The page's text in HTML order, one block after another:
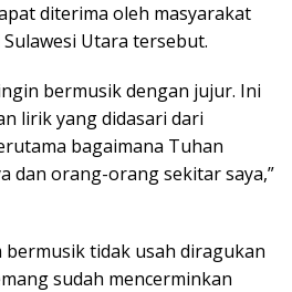
diterima oleh masyarakat
Utara tersebut.
bermusik dengan jujur. Ini
lirik yang didasari dari
bagaimana Tuhan
dan orang-orang sekitar saya,”
bermusik tidak usah diragukan
sudah mencerminkan